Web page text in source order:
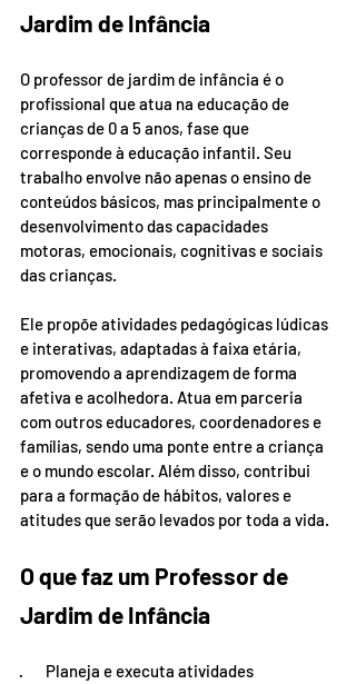
Jardim de Infância
O professor de jardim de infância é o
profissional que atua na educação de
crianças de 0 a 5 anos, fase que
corresponde à educação infantil. Seu
trabalho envolve não apenas o ensino de
conteúdos básicos, mas principalmente o
desenvolvimento das capacidades
motoras, emocionais, cognitivas e sociais
das crianças.
Ele propõe atividades pedagógicas lúdicas
e interativas, adaptadas à faixa etária,
promovendo a aprendizagem de forma
afetiva e acolhedora. Atua em parceria
com outros educadores, coordenadores e
famílias, sendo uma ponte entre a criança
e o mundo escolar. Além disso, contribui
para a formação de hábitos, valores e
atitudes que serão levados por toda a vida.
O que faz um Professor de
Jardim de Infância
·       Planeja e executa atividades